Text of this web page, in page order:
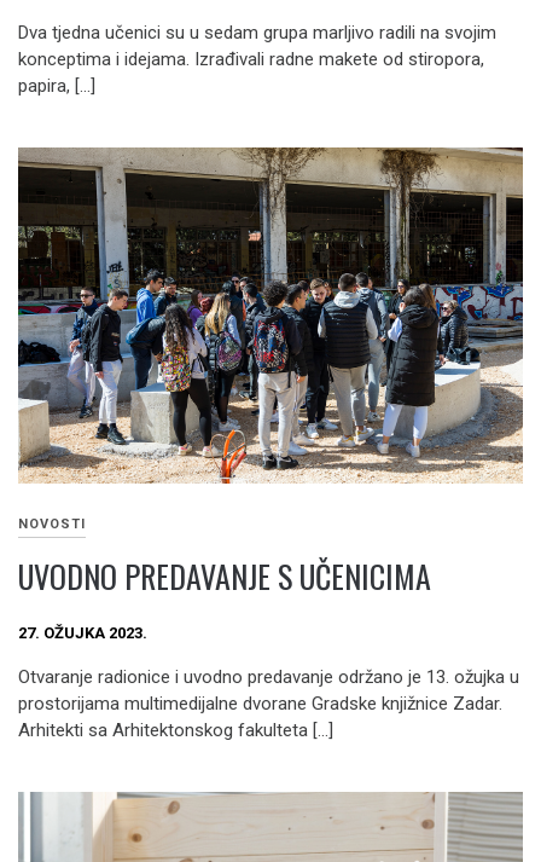
Dva tjedna učenici su u sedam grupa marljivo radili na svojim
konceptima i idejama. Izrađivali radne makete od stiropora,
papira, […]
NOVOSTI
UVODNO PREDAVANJE S UČENICIMA
27. OŽUJKA 2023.
Otvaranje radionice i uvodno predavanje održano je 13. ožujka u
prostorijama multimedijalne dvorane Gradske knjižnice Zadar.
Arhitekti sa Arhitektonskog fakulteta […]